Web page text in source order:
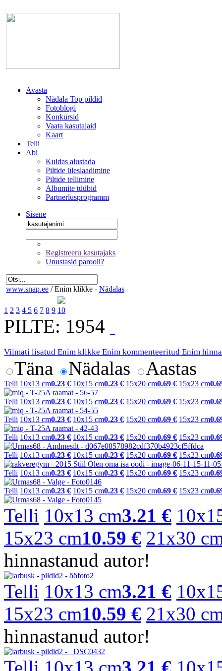
Avasta
Nädala Top pildid
Fotoblogi
Konkursid
Vaata kasutajaid
Kaart
Telli
Abi
Kuidas alustada
Piltide üleslaadimine
Piltide tellimine
Albumite tüübid
Partnerlusprogramm
Sisene
Registreeru kasutajaks
Unustasid parooli?
www.snap.ee /Enim klikke - Nädalas
1 2 3 4 5 6 7 8 9 10
PILTE: 1954
Viimati lisatud Enim klikke Enim kommenteeritud Enim
Täna Nädalas Aastas
Telli 10x13 cm0.23 € 10x15 cm0.23 € 15x20 cm0.69 € 15x23 cm
Telli 10x13 cm0.23 € 10x15 cm0.23 € 15x20 cm0.69 € 15x23 cm
Telli 10x13 cm0.23 € 10x15 cm0.23 € 15x20 cm0.69 € 15x23 cm
Telli 10x13 cm0.23 € 10x15 cm0.23 € 15x20 cm0.69 € 15x23 cm
Telli 10x13 cm0.23 € 10x15 cm0.23 € 15x20 cm0.69 € 15x23 cm
Telli 10x13 cm0.23 € 10x15 cm0.23 € 15x20 cm0.69 € 15x23 cm
Telli 10x13 cm0.23 € 10x15 cm0.23 € 15x20 cm0.69 € 15x23 cm
Telli 10x13 cm3.21 €
15x23 cm10.59 € 21x30
hinnastanud autor!
Telli 10x13 cm3.21 €
15x23 cm10.59 € 21x30
hinnastanud autor!